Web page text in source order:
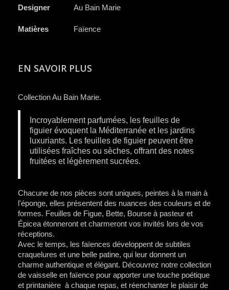
Designer Au Bain Marie
Matières Faïence
EN SAVOIR PLUS
C​ollection Au Bain Marie.
Incroyablement parfumées, les feuilles de
figuier évoquent la Méditerranée et les jardins
luxuriants. Les feuilles de figuier peuvent être
utilisées fraîches ou sèches, offrant des notes
fruitées et légèrement sucrées.
Chacune de nos pièces sont uniques, peintes à la main à
l'éponge, elles présentent des nuances des couleurs et de
formes. Feuilles de Figue, Bette, Bourse à pasteur et
Épicea étonneront et charmeront vos invités lors de vos
réceptions.
Avec le temps, les faïences développent de subtiles
craquelures et une belle patine, qui leur donnent un
charme authentique et élégant. Découvrez notre collection
de vaisselle en faïence pour apporter une touche poétique
et printanière à chaque repas, et réenchanter le plaisir de